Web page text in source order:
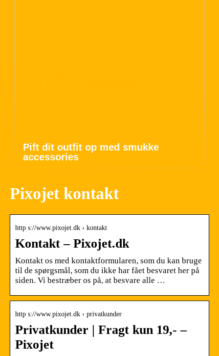
Pift dit outfit op med smukke
accessories
Pixojet kontakt
http s://www.pixojet.dk › kontakt
Kontakt – Pixojet.dk
Kontakt os med kontaktformularen, som du kan bruge
til de spørgsmål, som du ikke har fået besvaret her på
siden. Vi bestræber os på, at besvare alle …
http s://www.pixojet.dk › privatkunder
Privatkunder | Fragt kun 19,- –
Pixojet